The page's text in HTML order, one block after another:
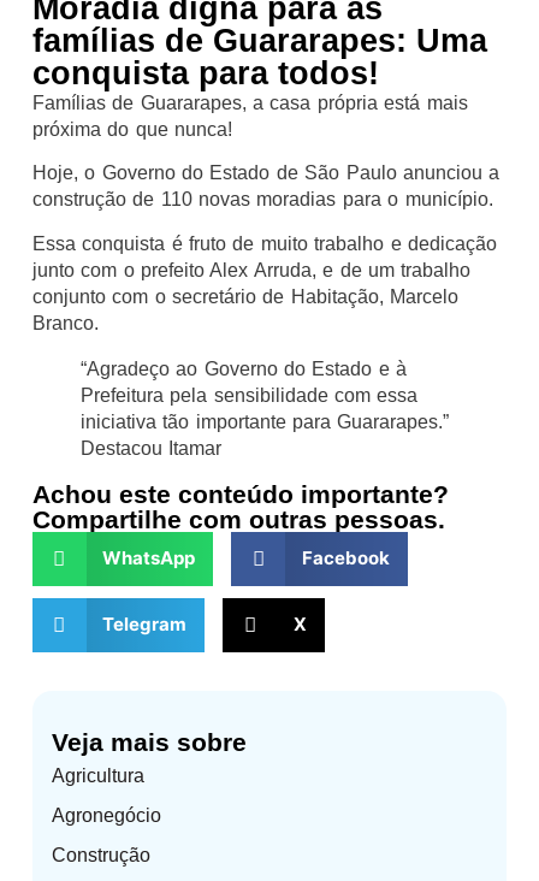
Veja mais sobre
Agricultura
Agronegócio
Construção
Moradia digna para as
famílias de Guararapes: Uma
conquista para todos!
Famílias de Guararapes, a casa própria está mais
próxima do que nunca!
Hoje, o Governo do Estado de São Paulo anunciou a
construção de 110 novas moradias para o município.
Essa conquista é fruto de muito trabalho e dedicação
junto com o prefeito Alex Arruda, e de um trabalho
conjunto com o secretário de Habitação, Marcelo
Branco.
“Agradeço ao Governo do Estado e à
Prefeitura pela sensibilidade com essa
iniciativa tão importante para Guararapes.”
Destacou Itamar
Achou este conteúdo importante?
Compartilhe com outras pessoas.
WhatsApp Facebook
Telegram X